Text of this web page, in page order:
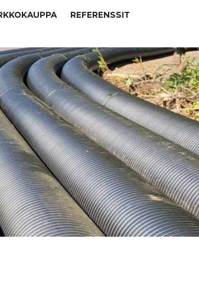
REFERENSSIT